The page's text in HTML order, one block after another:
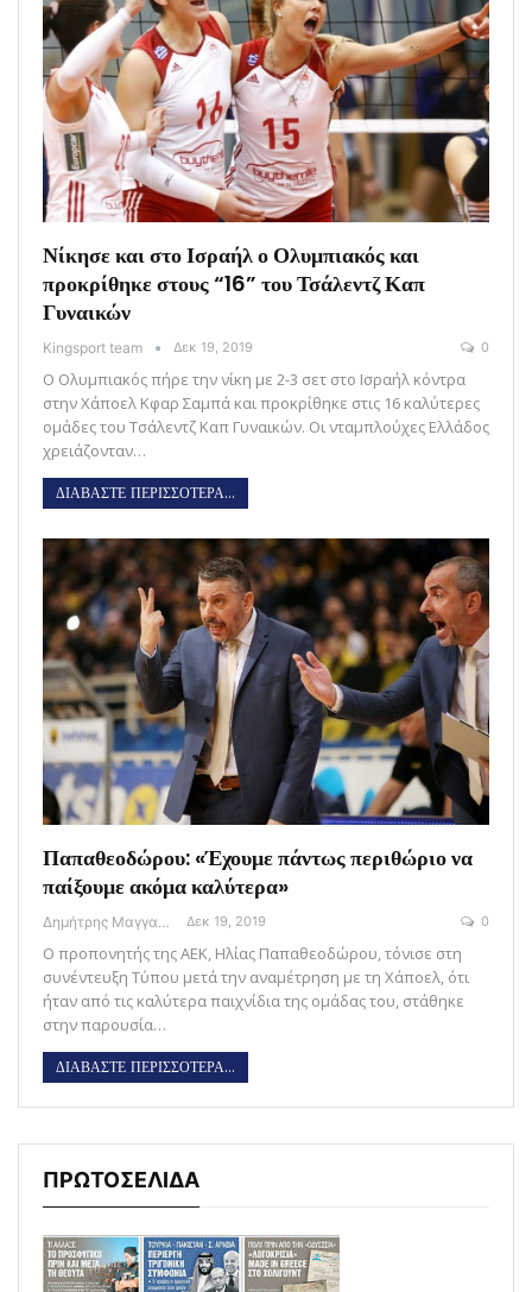
Νίκησε και στο Ισραήλ ο Ολυμπιακός και
προκρίθηκε στους “16” του Τσάλεντζ Καπ
Γυναικών
Kingsport team Δεκ 19, 2019 0
Ο Ολυμπιακός πήρε την νίκη με 2-3 σετ στο Ισραήλ κόντρα
στην Χάποελ Κφαρ Σαμπά και προκρίθηκε στις 16 καλύτερες
ομάδες του Τσάλεντζ Καπ Γυναικών. Οι νταμπλούχες Ελλάδος
χρειάζονταν…
ΔΙΑΒΑΣΤΕ ΠΕΡΙΣΣΟΤΕΡΑ...
Παπαθεοδώρου: «Έχουμε πάντως περιθώριο να
παίξουμε ακόμα καλύτερα»
Δημήτρης Μαγγανάρης Δεκ 19, 2019 0
Ο προπονητής της ΑΕΚ, Ηλίας Παπαθεοδώρου, τόνισε στη
συνέντευξη Τύπου μετά την αναμέτρηση με τη Χάποελ, ότι
ήταν από τις καλύτερα παιχνίδια της ομάδας του, στάθηκε
στην παρουσία…
ΔΙΑΒΑΣΤΕ ΠΕΡΙΣΣΟΤΕΡΑ...
ΠΡΩΤΟΣΕΛΙΔΑ